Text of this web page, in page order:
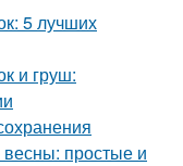
5 лучших
и груш:
весны: простые и